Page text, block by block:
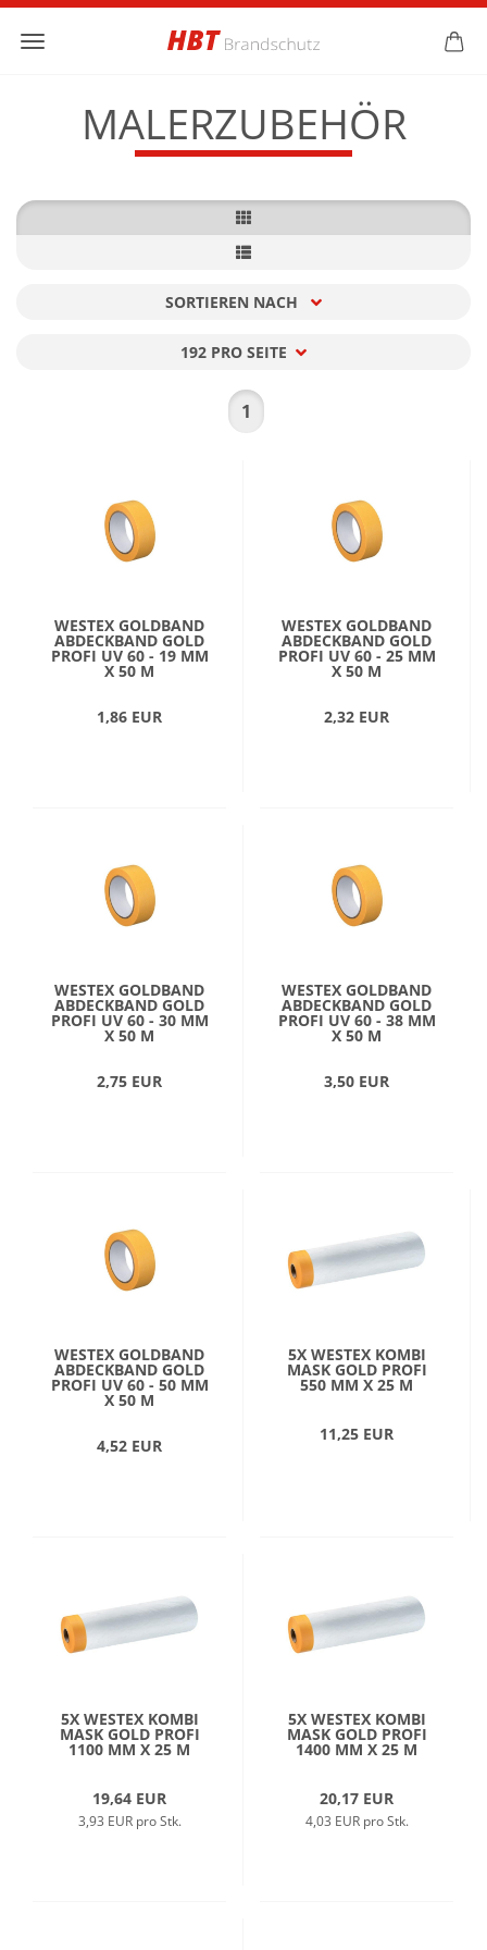
MALERZUBEHÖR
SORTIEREN NACH
192 PRO SEITE
1
WESTEX GOLDBAND
ABDECKBAND GOLD
PROFI UV 60 - 19 MM
X 50 M
1,86 EUR
WESTEX GOLDBAND
ABDECKBAND GOLD
PROFI UV 60 - 25 MM
X 50 M
2,32 EUR
WESTEX GOLDBAND
ABDECKBAND GOLD
PROFI UV 60 - 30 MM
X 50 M
2,75 EUR
WESTEX GOLDBAND
ABDECKBAND GOLD
PROFI UV 60 - 38 MM
X 50 M
3,50 EUR
WESTEX GOLDBAND
ABDECKBAND GOLD
PROFI UV 60 - 50 MM
X 50 M
4,52 EUR
5X WESTEX KOMBI
MASK GOLD PROFI
550 MM X 25 M
11,25 EUR
5X WESTEX KOMBI
MASK GOLD PROFI
1100 MM X 25 M
19,64 EUR
3,93 EUR pro Stk.
5X WESTEX KOMBI
MASK GOLD PROFI
1400 MM X 25 M
20,17 EUR
4,03 EUR pro Stk.